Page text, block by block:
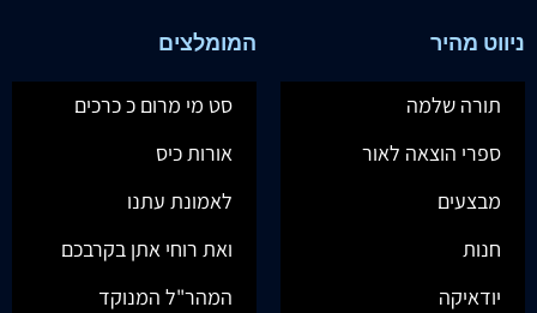
ניווט מהיר
תורה שלמה
ספרי הוצאה לאור
מבצעים
חנות
יודאיקה
המומלצים
סט מי מרום כ כרכים
אורות כיס
לאמונת עתנו
ואת רוחי אתן בקרבכם
המהר"ל המנוקד